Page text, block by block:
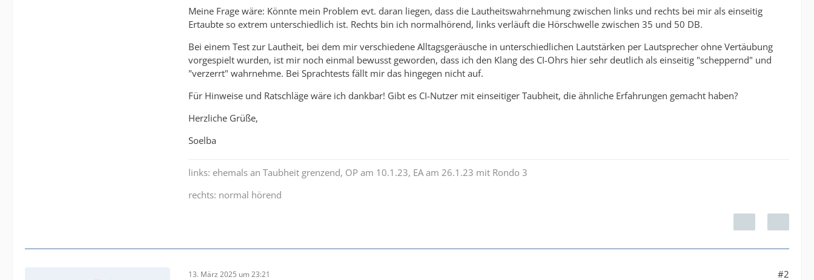
Meine Frage wäre: Könnte mein Problem evt. daran liegen, dass die Lautheitswahrnehmung zwischen links und rechts bei mir als einseitig
Ertaubte so extrem unterschiedlich ist. Rechts bin ich normalhörend, links verläuft die Hörschwelle zwischen 35 und 50 DB.
Bei einem Test zur Lautheit, bei dem mir verschiedene Alltagsgeräusche in unterschiedlichen Lautstärken per Lautsprecher ohne Vertäubung
vorgespielt wurden, ist mir noch einmal bewusst geworden, dass ich den Klang des CI-Ohrs hier sehr deutlich als einseitig "scheppernd" und
"verzerrt" wahrnehme. Bei Sprachtests fällt mir das hingegen nicht auf.
Für Hinweise und Ratschläge wäre ich dankbar! Gibt es CI-Nutzer mit einseitiger Taubheit, die ähnliche Erfahrungen gemacht haben?
Herzliche Grüße,
Soelba
links: ehemals an Taubheit grenzend, OP am 10.1.23, EA am 26.1.23 mit Rondo 3
rechts: normal hörend
13. März 2025 um 23:21 #2